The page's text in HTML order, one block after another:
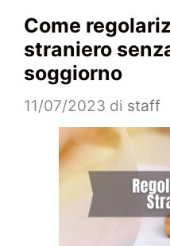
Come
straniero
soggiorno
11/07/2023 di staff